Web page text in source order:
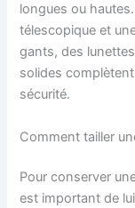
longues ou
télescopique et
gants, des
solides
sécurité.
Comment tailler
Pour conserver
est important de